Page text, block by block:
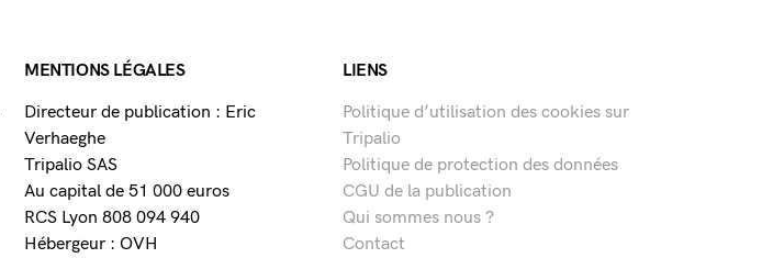
MENTIONS LÉGALES
Directeur de publication : Eric
Verhaeghe
Tripalio SAS
Au capital de 51 000 euros
RCS Lyon 808 094 940
Hébergeur : OVH
LIENS
Politique d’utilisation des cookies sur
Tripalio
Politique de protection des données
CGU de la publication
Qui sommes nous ?
Contact